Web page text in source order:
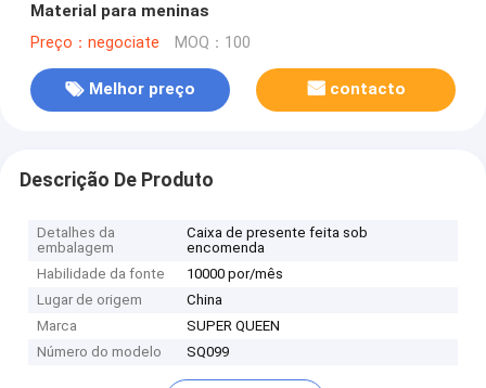
Material para meninas
Preço：negociate MOQ：100
Melhor preço contacto
Descrição De Produto
Detalhes da
embalagem
Caixa de presente feita sob
encomenda
Habilidade da fonte
10000 por/mês
Lugar de origem
China
Marca
SUPER QUEEN
Número do modelo
SQ099